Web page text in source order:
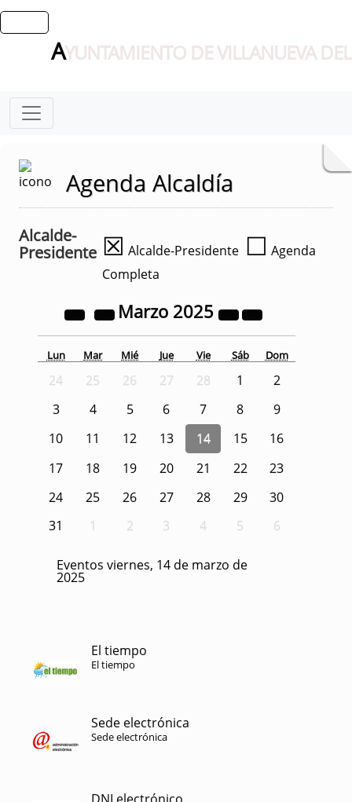
AYUNTAMIENTO DE VILLANUEVA
Agenda Alcaldía
Alcalde-
Presidente ☒ Alcalde-Presidente ☐ Agenda
Completa
Marzo 2025
Lun Mar Mié Jue Vie Sáb Dom
24 25 26 27 28 1
2
3
4 5 6 7 8
9
10
11 12 13 14 15
16
17
18 19 20 21 22
23
24
25 26 27 28 29
30
31
1 2 3 4 5 6
Eventos viernes, 14 de marzo de
2025
El tiempo
El tiempo
Sede electrónica
Sede electrónica